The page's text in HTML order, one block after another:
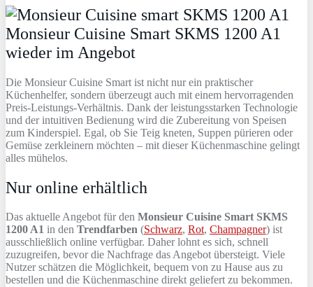
Monsieur Cuisine Smart SKMS 1200 A1
wieder im Angebot
Die Monsieur Cuisine Smart ist nicht nur ein praktischer
Küchenhelfer, sondern überzeugt auch mit einem hervorragenden
Preis-Leistungs-Verhältnis. Dank der leistungsstarken Technologie
und der intuitiven Bedienung wird die Zubereitung von Speisen
zum Kinderspiel. Egal, ob Sie Teig kneten, Suppen pürieren oder
Gemüse zerkleinern möchten – mit dieser Küchenmaschine gelingt
alles mühelos.
Nur online erhältlich
Das aktuelle Angebot für den Monsieur Cuisine Smart SKMS
1200 A1 in den Trendfarben (Schwarz, Rot, Champagner) ist
ausschließlich online verfügbar. Daher lohnt es sich, schnell
zuzugreifen, bevor die Nachfrage das Angebot übersteigt. Viele
Nutzer schätzen die Möglichkeit, bequem von zu Hause aus zu
bestellen und die Küchenmaschine direkt geliefert zu bekommen.